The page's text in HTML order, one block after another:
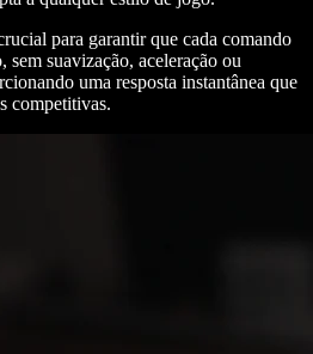
para garantir que cada comando
sem suavização, aceleração ou
uma resposta instantânea que
competitivas.